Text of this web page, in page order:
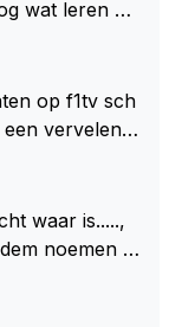
wat leren va
met de oge
GOATINES
vervelend
waar is.....,
noemen m
voorstellen d